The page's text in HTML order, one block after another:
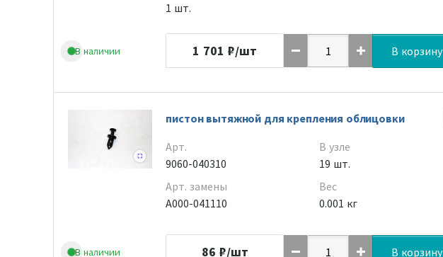
В наличии
1 шт.
1 701 ₽/шт В корзину
В наличии
пистон вытяжной для крепления облицовки
Арт.
9060-040310
Арт. замены
A000-041110
В узле
19 шт.
Вес
0.001 кг
86 ₽/шт В корзину